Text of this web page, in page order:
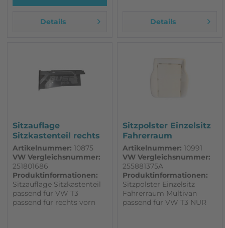
Details Details
Sitzauflage
Sitzkastenteil rechts
vorn passend...
Artikelnummer: 10875
VW Vergleichsnummer:
251801686
Produktinformationen:
Sitzauflage Sitzkastenteil
passend für VW T3
passend für rechts vorn
Sitzpolster Einzelsitz
Fahrerraum
Multivan...
Artikelnummer: 10991
VW Vergleichsnummer:
255881375A
Produktinformationen:
Sitzpolster Einzelsitz
Fahrerraum Multivan
passend für VW T3 NUR